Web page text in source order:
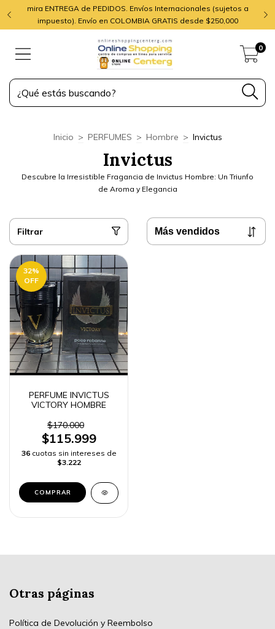
mira ENTREGA de PEDIDOS. Envíos Internacionales (sujetos a
impuesto). Envío en COLOMBIA GRATIS desde $250,000
0
Inicio > PERFUMES > Hombre > Invictus
Invictus
Descubre la Irresistible Fragancia de Invictus Hombre: Un Triunfo
de Aroma y Elegancia
Filtrar
32%
OFF
PERFUME INVICTUS
VICTORY HOMBRE
$170.000
$115.999
36 cuotas sin intereses de
$3.222
COMPRAR
Otras páginas
Política de Devolución y Reembolso